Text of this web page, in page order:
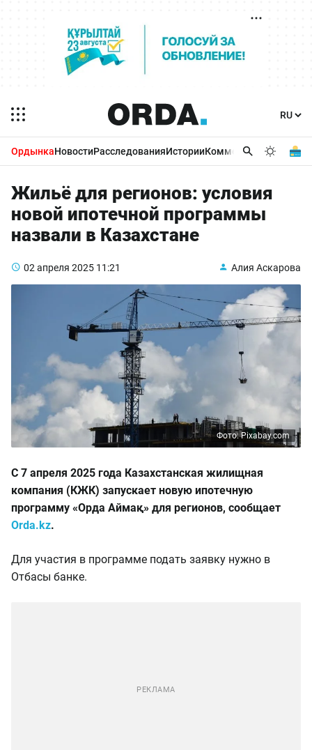
ОрдынкаНовостиРасследованияИсторииКомментарииБизнес
Жильё для регионов: условия
новой ипотечной программы
назвали в Казахстане
02 апреля 2025 11:21 Алия Аскарова
Фото: Pixabay.com
С 7 апреля 2025 года Казахстанская жилищная
компания (КЖК) запускает новую ипотечную
программу «Орда Аймақ» для регионов, сообщает
Orda.kz.
Для участия в программе подать заявку нужно в
Отбасы банке.